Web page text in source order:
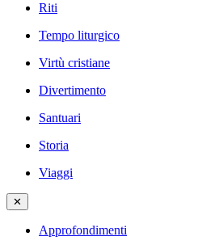
Riti
Tempo liturgico
Virtù cristiane
Divertimento
Santuari
Storia
Viaggi
✕
Approfondimenti